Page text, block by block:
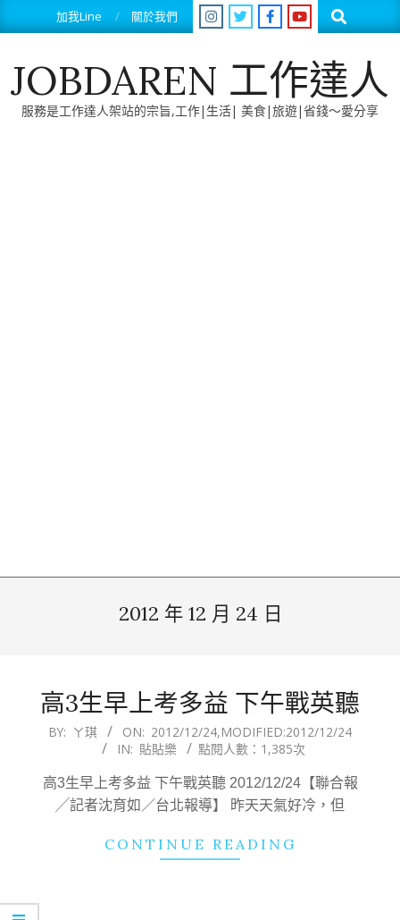
to
加我Line 關於我們 Search
JOBDAREN 工作達人
服務是工作達人架站的宗旨,工作|生活| 美食|旅遊|省錢～愛分享
2012 年 12 月 24 日
高3生早上考多益 下午戰英聽
2012-
24
BY: ㄚ琪 ON: 2012/12/24,MODIFIED:2012/12/24
IN: 貼貼樂 點閱人數：1,385次
高3生早上考多益 下午戰英聽 2012/12/24【聯合報
╱記者沈育如／台北報導】 昨天天氣好冷，但
CONTINUE READING